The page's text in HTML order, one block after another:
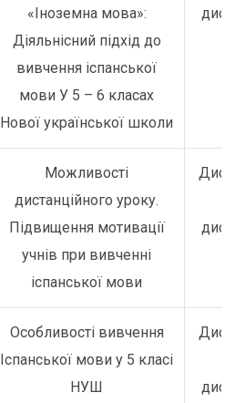
«Іноземна мова»:
Діяльнісний підхід до
вивчення іспанської
мови У 5 – 6 класах
Нової української школи
Можливості
дистанційного уроку.
Підвищення мотивації
учнів при вивченні
іспанської мови
Особливості вивчення
Іспанської мови у 5 класі
НУШ